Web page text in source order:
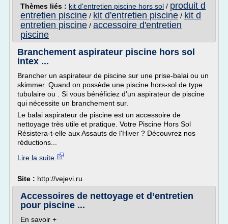
Thèmes liés : kit d'entretien piscine hors sol / produit d
entretien piscine / kit d'entretien piscine / kit d
entretien piscine / accessoire d'entretien
piscine
Branchement aspirateur piscine hors sol
intex ...
Brancher un aspirateur de piscine sur une prise-balai ou un
skimmer. Quand on possède une piscine hors-sol de type
tubulaire ou . Si vous bénéficiez d'un aspirateur de piscine
qui nécessite un branchement sur.
Le balai aspirateur de piscine est un accessoire de
nettoyage très utile et pratique. Votre Piscine Hors Sol
Résistera-t-elle aux Assauts de l'Hiver ? Découvrez nos
réductions...
Lire la suite
Site : http://vejevi.ru
Accessoires de nettoyage et d’entretien
pour piscine ...
En savoir +